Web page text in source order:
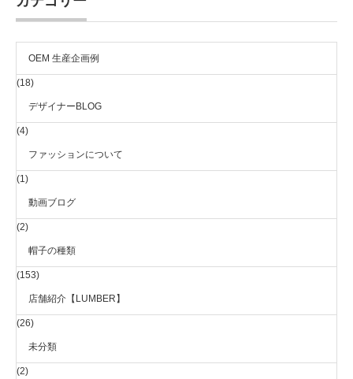
OEM 生産企画例
(18)
デザイナーBLOG
(4)
ファッションについて
(1)
動画ブログ
(2)
帽子の種類
(153)
店舗紹介【LUMBER】
(26)
未分類
(2)